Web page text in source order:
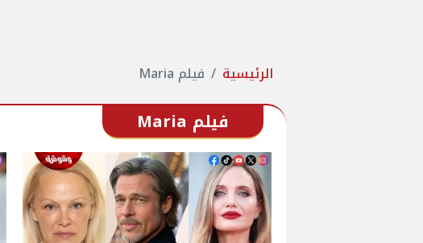
الرئيسية فيلم Maria
فيلم Maria